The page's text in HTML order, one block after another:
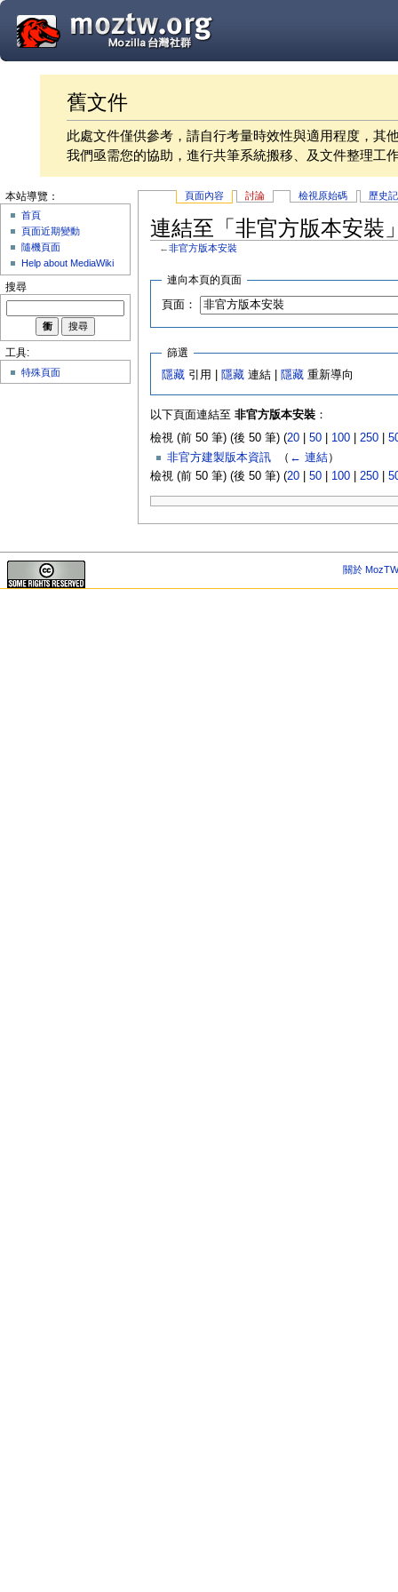
舊文件
此處文件僅供參考，請自行考量時效性與適用程度，其
我們亟需您的協助，進行共筆系統搬移、及文件整理工
頁面內容 討論 檢視原始碼 歷史
連結至「非官方版本安裝
←非官方版本安裝
連向本頁的頁面
頁面：
篩選
隱藏 引用 | 隱藏 連結 | 隱藏 重新導向
以下頁面連結至 非官方版本安裝：
檢視 (前 50 筆) (後 50 筆) (20| 50| 100| 250|
非官方建製版本資訊‎ （ ← 連結）
檢視 (前 50 筆) (後 50 筆) (20| 50| 100| 250|
本站導覽：
首頁
頁面近期變動
隨機頁面
Help about MediaWiki
搜尋
工具:
特殊頁面
關於